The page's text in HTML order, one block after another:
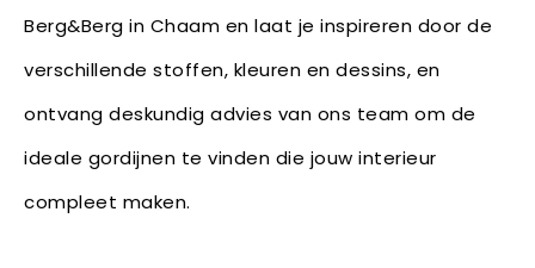
Berg&Berg in Chaam en laat je inspireren door de
verschillende stoffen, kleuren en dessins, en
ontvang deskundig advies van ons team om de
ideale gordijnen te vinden die jouw interieur
compleet maken.